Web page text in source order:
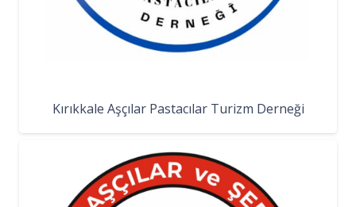
Kırıkkale Aşçılar Pastacılar Turizm Derneği